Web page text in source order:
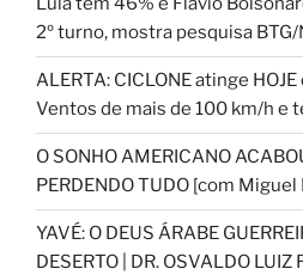
2º turno, mostra pesquisa BTG/
ALERTA: CICLONE atinge
Ventos de mais de 100 km/h e
O SONHO AMERICANO
PERDENDO TUDO [com
YAVÉ: O DEUS ÁRABE
DESERTO | DR. OSVALDO LUIZ